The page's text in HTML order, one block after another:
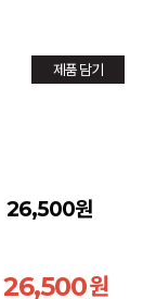
제품 담기
26,500원
26,500원